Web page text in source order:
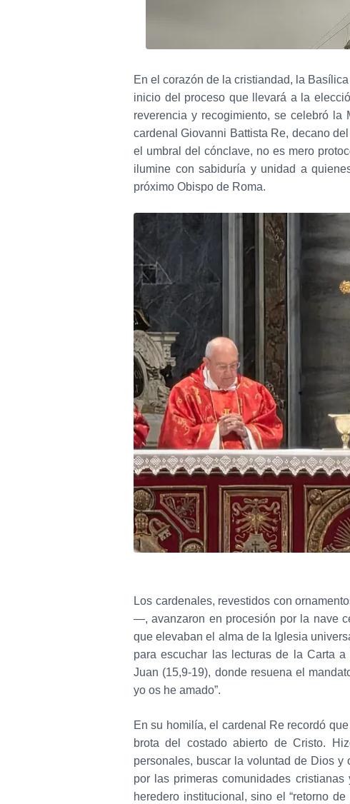
En el corazón de la cristiandad, la
inicio del proceso que llevará a la
reverencia y recogimiento, se celebró la
cardenal Giovanni Battista Re, decano
el umbral del cónclave, no es mero
ilumine con sabiduría y unidad a
próximo Obispo de Roma.
Los cardenales, revestidos con
—, avanzaron en procesión por la nave
que elevaban el alma de la Iglesia
para escuchar las lecturas de la Carta
Juan (15,9-19), donde resuena el
yo os he amado”.
En su homilía, el cardenal Re recordó
brota del costado abierto de Cristo.
personales, buscar la voluntad de Dios
por las primeras comunidades
heredero institucional, sino el “retorno